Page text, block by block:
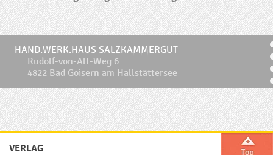
HAND.WERK.HAUS SALZKAMMERGUT
Rudolf-von-Alt-Weg 6
4822 Bad Goisern am Hallstättersee
VERLAG